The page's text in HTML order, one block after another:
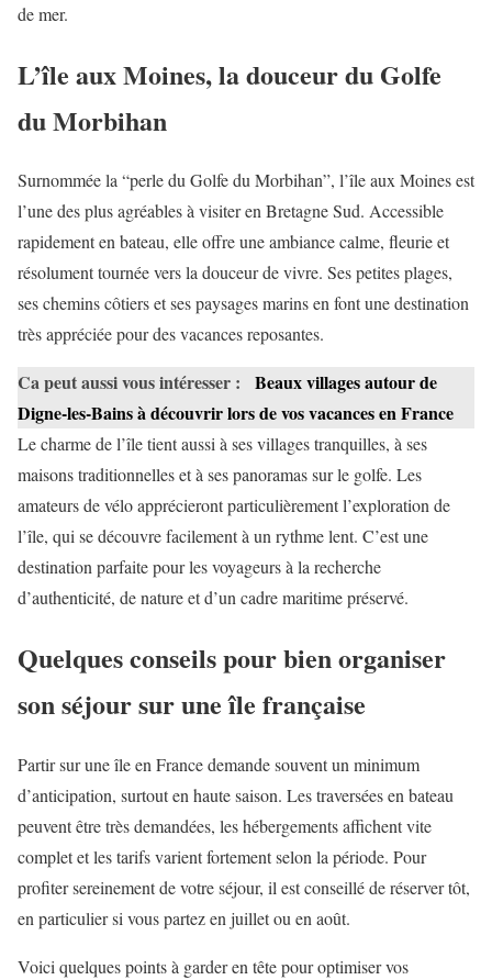
de mer.
L’île aux Moines, la douceur du Golfe
du Morbihan
Surnommée la “perle du Golfe du Morbihan”, l’île aux Moines est
l’une des plus agréables à visiter en Bretagne Sud. Accessible
rapidement en bateau, elle offre une ambiance calme, fleurie et
résolument tournée vers la douceur de vivre. Ses petites plages,
ses chemins côtiers et ses paysages marins en font une destination
très appréciée pour des vacances reposantes.
Ca peut aussi vous intéresser :
Beaux villages autour de
Digne-les-Bains à découvrir lors de vos vacances en France
Le charme de l’île tient aussi à ses villages tranquilles, à ses
maisons traditionnelles et à ses panoramas sur le golfe. Les
amateurs de vélo apprécieront particulièrement l’exploration de
l’île, qui se découvre facilement à un rythme lent. C’est une
destination parfaite pour les voyageurs à la recherche
d’authenticité, de nature et d’un cadre maritime préservé.
Quelques conseils pour bien organiser
son séjour sur une île française
Partir sur une île en France demande souvent un minimum
d’anticipation, surtout en haute saison. Les traversées en bateau
peuvent être très demandées, les hébergements affichent vite
complet et les tarifs varient fortement selon la période. Pour
profiter sereinement de votre séjour, il est conseillé de réserver tôt,
en particulier si vous partez en juillet ou en août.
Voici quelques points à garder en tête pour optimiser vos